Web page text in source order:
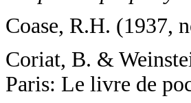
Coase, R.H. (1937,
Coriat, B. &
Paris: Le livre de